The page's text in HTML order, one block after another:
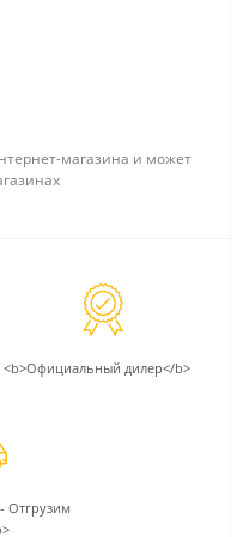
магазина и может
<b>Официальный дилер</b>
Отгрузим